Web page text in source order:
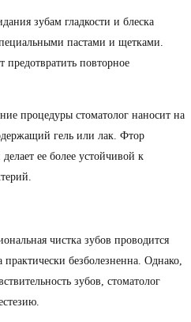
зубам гладкости и блеска
пастами и щетками.
предотвратить повторное
процедуры стоматолог наносит на
гель или лак. Фтор
ее более устойчивой к
чистка зубов проводится
практически безболезненна. Однако,
зубов, стоматолог